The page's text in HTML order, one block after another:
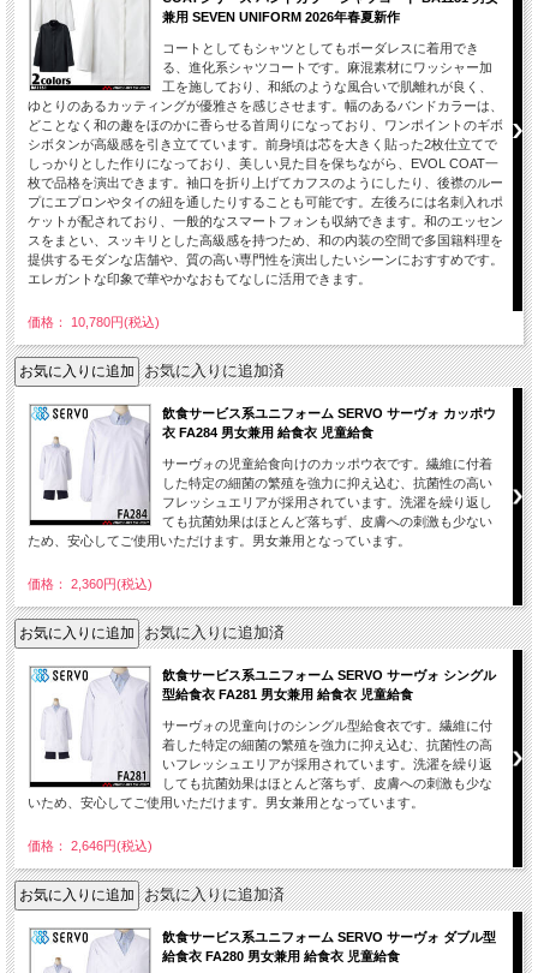
兼用 SEVEN UNIFORM 2026年春夏新作
コートとしてもシャツとしてもボーダレスに着用でき
る、進化系シャツコートです。麻混素材にワッシャー加
工を施しており、和紙のような風合いで肌離れが良く、
ゆとりのあるカッティングが優雅さを感じさせます。幅のあるバンドカラーは、
どことなく和の趣をほのかに香らせる首周りになっており、ワンポイントのギボ
シボタンが高級感を引き立てています。前身頃は芯を大きく貼った2枚仕立てで
しっかりとした作りになっており、美しい見た目を保ちながら、EVOL COAT一
枚で品格を演出できます。袖口を折り上げてカフスのようにしたり、後襟のルー
プにエプロンやタイの紐を通したりすることも可能です。左後ろには名刺入れポ
ケットが配されており、一般的なスマートフォンも収納できます。和のエッセン
スをまとい、スッキリとした高級感を持つため、和の内装の空間で多国籍料理を
提供するモダンな店舗や、質の高い専門性を演出したいシーンにおすすめです。
エレガントな印象で華やかなおもてなしに活用できます。
価格： 10,780円(税込)
お気に入りに追加済
飲食サービス系ユニフォーム SERVO サーヴォ カッポウ
衣 FA284 男女兼用 給食衣 児童給食
サーヴォの児童給食向けのカッポウ衣です。繊維に付着
した特定の細菌の繁殖を強力に抑え込む、抗菌性の高い
フレッシュエリアが採用されています。洗濯を繰り返し
ても抗菌効果はほとんど落ちず、皮膚への刺激も少ない
ため、安心してご使用いただけます。男女兼用となっています。
価格： 2,360円(税込)
お気に入りに追加済
飲食サービス系ユニフォーム SERVO サーヴォ シングル
型給食衣 FA281 男女兼用 給食衣 児童給食
サーヴォの児童向けのシングル型給食衣です。繊維に付
着した特定の細菌の繁殖を強力に抑え込む、抗菌性の高
いフレッシュエリアが採用されています。洗濯を繰り返
しても抗菌効果はほとんど落ちず、皮膚への刺激も少な
いため、安心してご使用いただけます。男女兼用となっています。
価格： 2,646円(税込)
お気に入りに追加済
飲食サービス系ユニフォーム SERVO サーヴォ ダブル型
給食衣 FA280 男女兼用 給食衣 児童給食